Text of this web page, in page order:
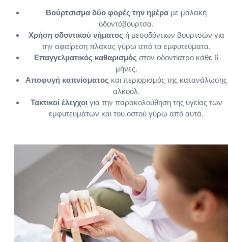
Βούρτσισμα δύο φορές την ημέρα με μαλακή
οδοντόβουρτσα.
Χρήση οδοντικού νήματος ή μεσοδόντιων βουρτσών για
την αφαίρεση πλάκας γύρω από τα εμφυτεύματα.
Επαγγελματικός καθαρισμός στον οδοντίατρο κάθε 6
μήνες.
Αποφυγή καπνίσματος και περιορισμός της κατανάλωσης
αλκοόλ.
Τακτικοί έλεγχοι για την παρακολούθηση της υγείας των
εμφυτευμάτων και του οστού γύρω από αυτά.